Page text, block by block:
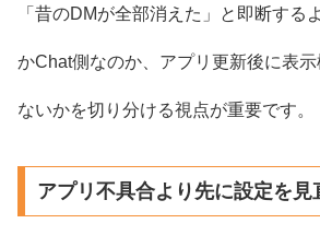
「昔のDMが全部消えた」と即断する
かChat側なのか、アプリ更新後に表
ないかを切り分ける視点が重要です。
アプリ不具合より先に設定を見